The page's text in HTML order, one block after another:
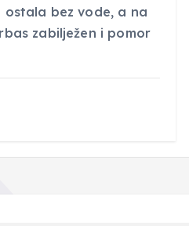
ostala bez vode, a na
zabilježen i pomor